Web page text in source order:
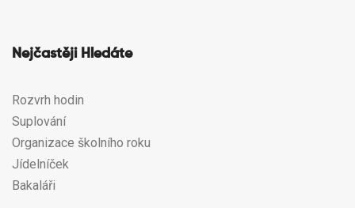
Nejčastěji Hledáte
Rozvrh hodin
Suplování
Organizace školního roku
Jídelníček
Bakaláři